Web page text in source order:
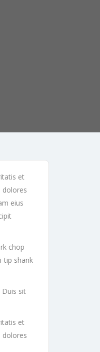
et
dolores
eius
chop
tip shank
Duis sit
et
dolores